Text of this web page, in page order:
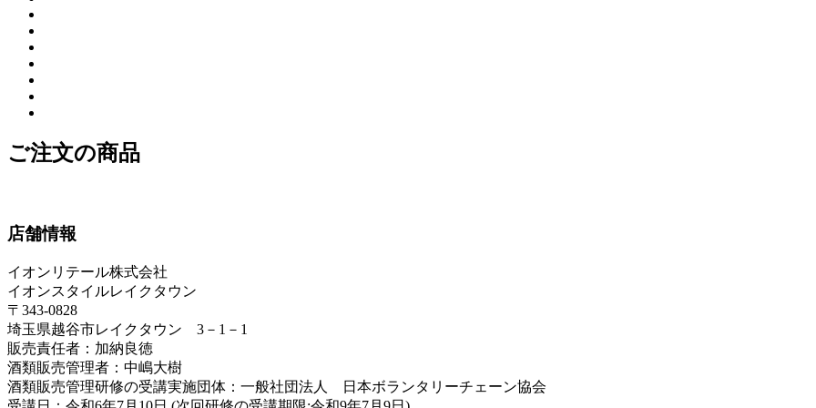
ご注文の商品
店舗情報
イオンリテール株式会社
イオンスタイルレイクタウン
〒343-0828
埼玉県越谷市レイクタウン 3－1－1
販売責任者：加納良徳
酒類販売管理者：中嶋大樹
酒類販売管理研修の受講実施団体：一般社団法人 日本ボランタリーチェーン協会